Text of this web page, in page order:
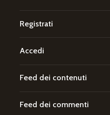
Registrati
Accedi
Feed dei contenuti
Feed dei commenti